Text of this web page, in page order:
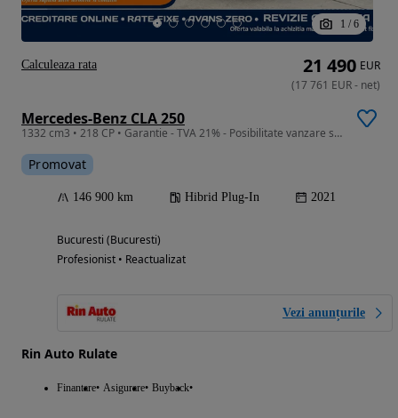
1 / 6
Mercedes-Benz CLA 250
1332 cm3 • 218 CP • Garantie - TVA 21% - Posibilitate vanzare si in RATE Credit Leasing
Promovat
146 900 km Hibrid Plug-In 2021
Bucuresti (Bucuresti)
Profesionist • Reactualizat
Vezi anunțurile
Rin Auto Rulate
Finantare Asigurare Buyback
21 490 EUR
(17 761 EUR- net)
Calculeaza rata